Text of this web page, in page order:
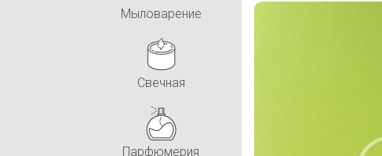
Мыловарение
Свечная
Парфюмерия